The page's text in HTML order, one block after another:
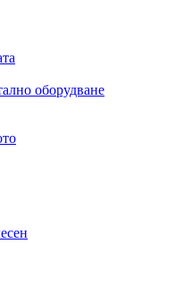
оборудване